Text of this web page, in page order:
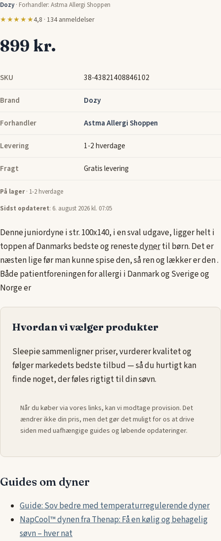
SKU 38-43821408846102
Brand Dozy
Forhandler Astma Allergi Shoppen
Levering 1-2 hverdage
Fragt Gratis levering
Dozy· Forhandler: Astma Allergi Shoppen
★★★★★4,8 · 134 anmeldelser
899 kr.
På lager· 1-2 hverdage
Sidst opdateret: 6. august 2026 kl. 07:05
Denne juniordyne i str. 100x140, i en sval udgave, ligger helt i
toppen af Danmarks bedste og renestedynertil børn. Det er
næsten lige før man kunne spise den, så ren og lækker er den .
Både patientforeningen for allergi i Danmark og Sverige og
Norge er
Hvordan vi vælger produkter
Sleepie sammenligner priser, vurderer kvalitet og
følger markedets bedste tilbud — så du hurtigt kan
finde noget, der føles rigtigt til din søvn.
Når du køber via vores links, kan vi modtage provision. Det
ændrer ikke din pris, men det gør det muligt for os at drive
siden med uafhængige guides og løbende opdateringer.
Guides om dyner
Guide: Sov bedre med temperaturregulerende dyner
NapCool™ dynen fra Thenap: Få en kølig og behagelig
søvn – hver nat